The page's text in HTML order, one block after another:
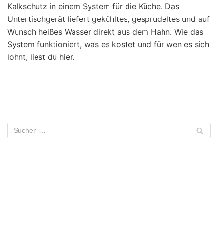
Kalkschutz in einem System für die Küche. Das
Untertischgerät liefert gekühltes, gesprudeltes und auf
Wunsch heißes Wasser direkt aus dem Hahn. Wie das
System funktioniert, was es kostet und für wen es sich
lohnt, liest du hier.